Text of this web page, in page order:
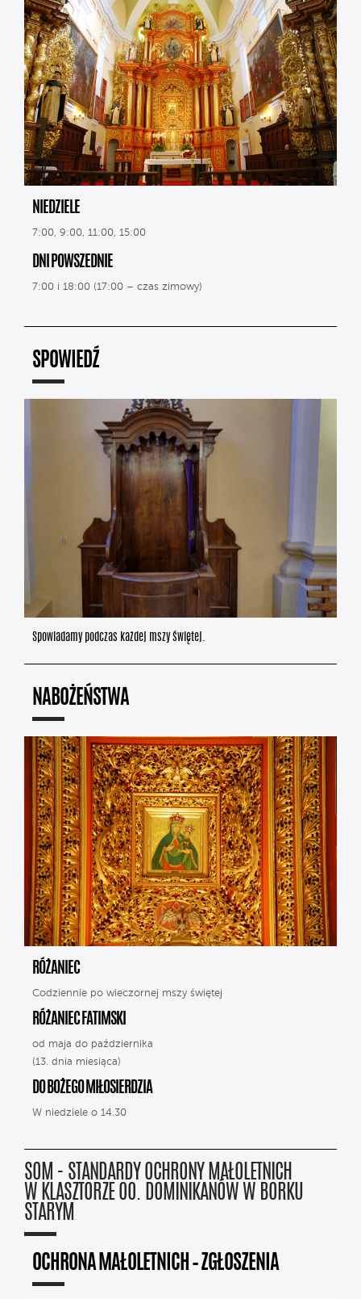
NIEDZIELE
7:00, 9:00, 11:00, 15:00
DNI POWSZEDNIE
7:00 i 18:00 (17:00 – czas zimowy)
SPOWIEDŹ
Spowiadamy podczas każdej mszy świętej.
NABOŻEŃSTWA
RÓŻANIEC
Codziennie po wieczornej mszy świętej
RÓŻANIEC FATIMSKI
od maja do października
(13. dnia miesiąca)
DO BOŻEGO MIŁOSIERDZIA
W niedziele o 14.30
SOM - STANDARDY OCHRONY MAŁOLETNICH
W KLASZTORZE OO. DOMINIKANÓW W BORKU
STARYM
OCHRONA MAŁOLETNICH – ZGŁOSZENIA